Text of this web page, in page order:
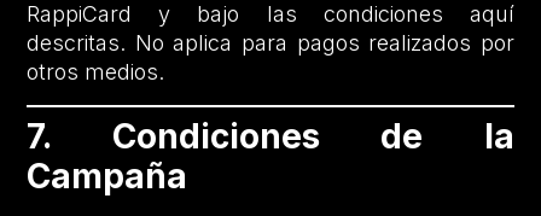
RappiCard y bajo las condiciones aquí
descritas. No aplica para pagos realizados por
otros medios.
7. Condiciones de la
Campaña